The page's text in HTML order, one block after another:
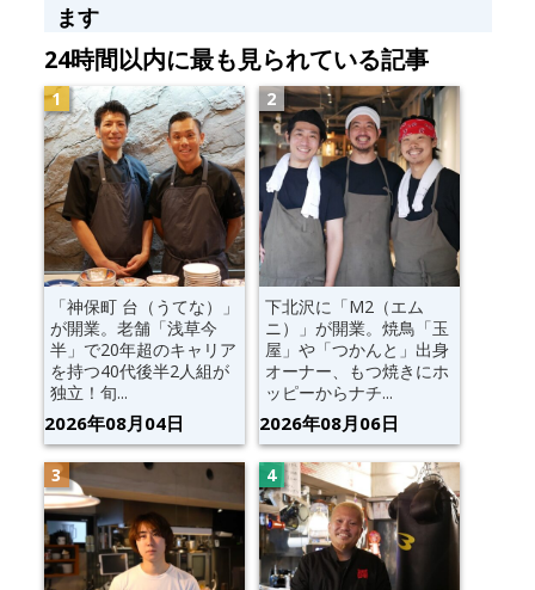
ます
24時間以内に最も見られている記事
「神保町 台（うてな）」
が開業。老舗「浅草今
半」で20年超のキャリア
を持つ40代後半2人組が
独立！旬...
2026年08月04日
下北沢に「M2（エム
ニ）」が開業。焼鳥「玉
屋」や「つかんと」出身
オーナー、もつ焼きにホ
ッピーからナチ...
2026年08月06日